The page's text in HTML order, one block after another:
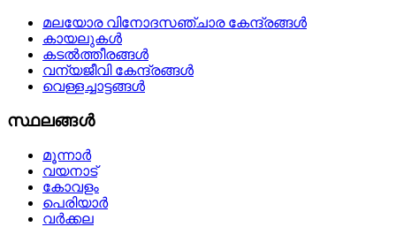
മലയോര വിനോദസഞ്ചാര കേന്ദ്രങ്ങള്‍
കായലുകള്‍
കടല്‍ത്തീരങ്ങള്‍
വന്യജീവി കേന്ദ്രങ്ങള്‍
വെള്ളച്ചാട്ടങ്ങള്‍
സ്ഥലങ്ങള്‍
മൂന്നാര്‍
വയനാട്
കോവളം
പെരിയാര്‍
വര്‍ക്കല